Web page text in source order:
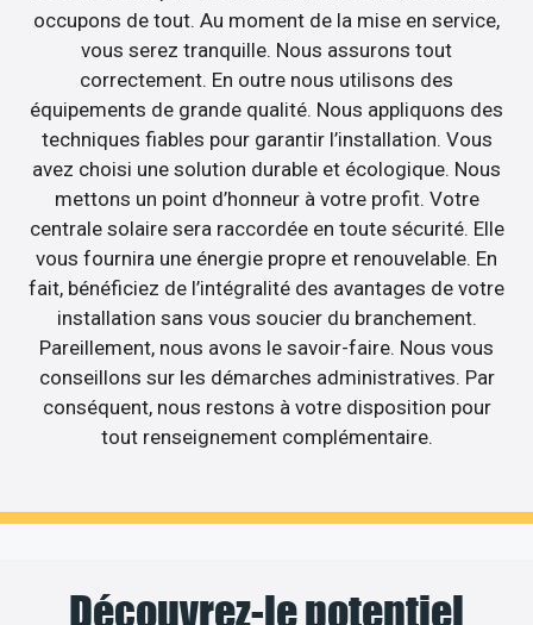
occupons de tout. Au moment de la mise en service,
vous serez tranquille. Nous assurons tout
correctement. En outre nous utilisons des
équipements de grande qualité. Nous appliquons des
techniques fiables pour garantir l’installation. Vous
avez choisi une solution durable et écologique. Nous
mettons un point d’honneur à votre profit. Votre
centrale solaire sera raccordée en toute sécurité. Elle
vous fournira une énergie propre et renouvelable. En
fait, bénéficiez de l’intégralité des avantages de votre
installation sans vous soucier du branchement.
Pareillement, nous avons le savoir-faire. Nous vous
conseillons sur les démarches administratives. Par
conséquent, nous restons à votre disposition pour
tout renseignement complémentaire.
Découvrez-le potentiel